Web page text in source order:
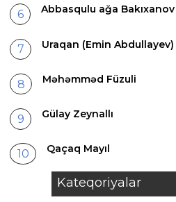
Abbasqulu ağa Bakıxanov
Uraqan (Emin Abdullayev)
Məhəmməd Füzuli
Gülay Zeynallı
Qaçaq Mayıl
Kateqoriyalar